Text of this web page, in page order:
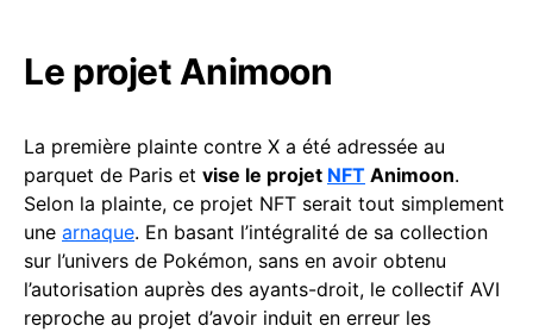
Le projet Animoon
La première plainte contre X a été adressée au
parquet de Paris et vise le projet NFT Animoon.
Selon la plainte, ce projet NFT serait tout simplement
une arnaque. En basant l’intégralité de sa collection
sur l’univers de Pokémon, sans en avoir obtenu
l’autorisation auprès des ayants-droit, le collectif AVI
reproche au projet d’avoir induit en erreur les